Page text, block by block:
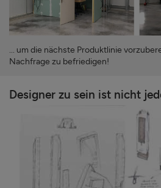
... um die nächste Produktlinie
Nachfrage zu befriedigen!
Designer zu sein ist nicht